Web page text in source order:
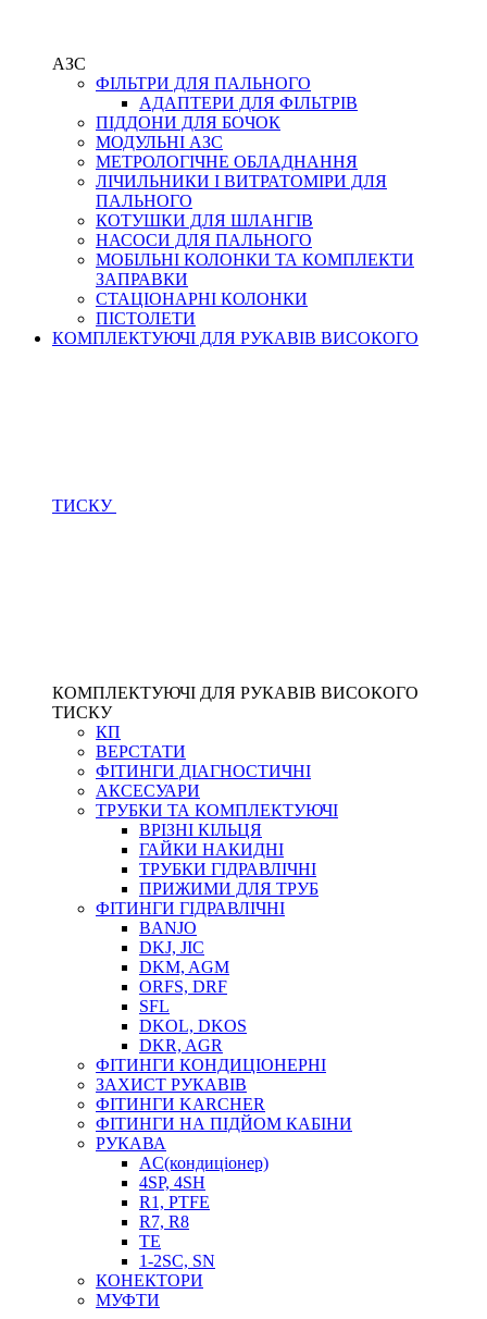
АЗС
ФІЛЬТРИ ДЛЯ ПАЛЬНОГО
АДАПТЕРИ ДЛЯ ФІЛЬТРІВ
ПІДДОНИ ДЛЯ БОЧОК
МОДУЛЬНІ АЗС
МЕТРОЛОГІЧНЕ ОБЛАДНАННЯ
ЛІЧИЛЬНИКИ І ВИТРАТОМІРИ ДЛЯ
ПАЛЬНОГО
КОТУШКИ ДЛЯ ШЛАНГІВ
НАСОСИ ДЛЯ ПАЛЬНОГО
МОБІЛЬНІ КОЛОНКИ ТА КОМПЛЕКТИ
ЗАПРАВКИ
СТАЦІОНАРНІ КОЛОНКИ
ПІСТОЛЕТИ
КОМПЛЕКТУЮЧІ ДЛЯ РУКАВІВ ВИСОКОГО
ТИСКУ
КОМПЛЕКТУЮЧІ ДЛЯ РУКАВІВ ВИСОКОГО
ТИСКУ
КП
ВЕРСТАТИ
ФІТИНГИ ДІАГНОСТИЧНІ
АКСЕСУАРИ
ТРУБКИ ТА КОМПЛЕКТУЮЧІ
ВРІЗНІ КІЛЬЦЯ
ГАЙКИ НАКИДНІ
ТРУБКИ ГІДРАВЛІЧНІ
ПРИЖИМИ ДЛЯ ТРУБ
ФІТИНГИ ГІДРАВЛІЧНІ
BANJO
DKJ, JIC
DKM, AGM
ORFS, DRF
SFL
DKOL, DKOS
DKR, AGR
ФІТИНГИ КОНДИЦІОНЕРНІ
ЗАХИСТ РУКАВІВ
ФІТИНГИ KARCHER
ФІТИНГИ НА ПІДЙОМ КАБІНИ
РУКАВА
AC(кондиціонер)
4SP, 4SH
R1, PTFE
R7, R8
TE
1-2SC, SN
КОНЕКТОРИ
МУФТИ